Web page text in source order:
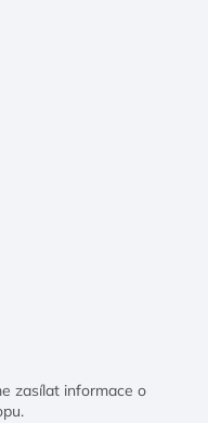
zasílat informace o